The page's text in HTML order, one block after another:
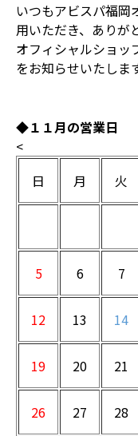
いつもアビスパ福岡
用いただき、ありが
オフィシャルショッ
をお知らせいたしま
◆１１月の営業日
<
日
月 火
5 6 7
12 13 14
19 20 21
26 27 28